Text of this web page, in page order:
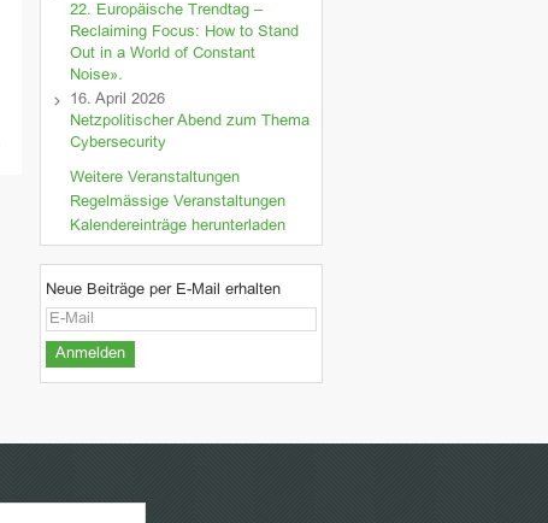
22. Europäische Trendtag –
Reclaiming Focus: How to Stand
Out in a World of Constant
Noise».
16. April 2026
Netzpolitischer Abend zum Thema
Cybersecurity
Weitere Veranstaltungen
Regelmässige Veranstaltungen
Kalendereinträge herunterladen
Neue Beiträge per E-Mail erhalten